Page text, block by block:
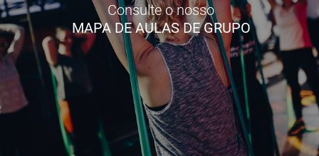
Consulte o nosso
MAPA DE AULAS DE GRUPO